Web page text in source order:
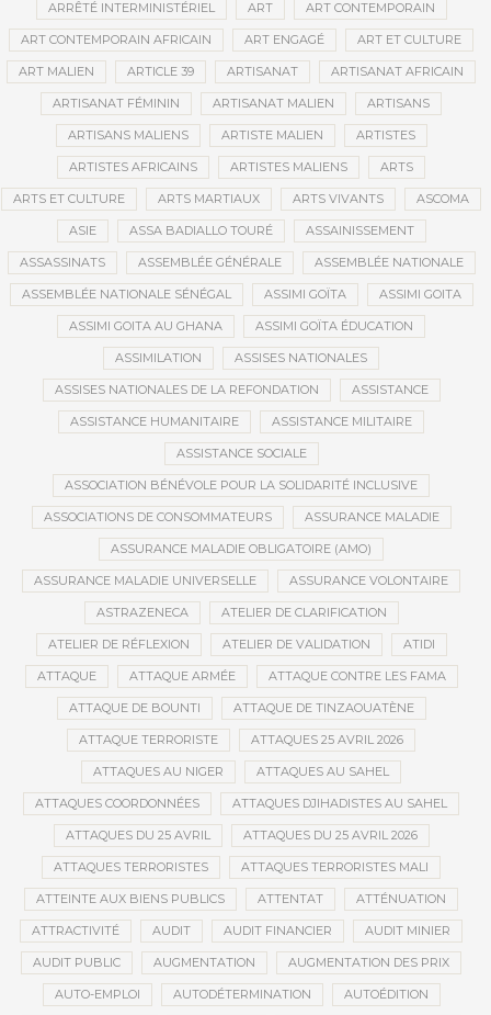
ARRÊTÉ INTERMINISTÉRIEL ART ART CONTEMPORAIN
ART CONTEMPORAIN AFRICAIN ART ENGAGÉ ART ET CULTURE
ART MALIEN ARTICLE 39 ARTISANAT ARTISANAT AFRICAIN
ARTISANAT FÉMININ ARTISANAT MALIEN ARTISANS
ARTISANS MALIENS ARTISTE MALIEN ARTISTES
ARTISTES AFRICAINS ARTISTES MALIENS ARTS
ARTS ET CULTURE ARTS MARTIAUX ARTS VIVANTS ASCOMA
ASIE ASSA BADIALLO TOURÉ ASSAINISSEMENT
ASSASSINATS ASSEMBLÉE GÉNÉRALE ASSEMBLÉE NATIONALE
ASSEMBLÉE NATIONALE SÉNÉGAL ASSIMI GOÏTA ASSIMI GOITA
ASSIMI GOITA AU GHANA ASSIMI GOÏTA ÉDUCATION
ASSIMILATION ASSISES NATIONALES
ASSISES NATIONALES DE LA REFONDATION ASSISTANCE
ASSISTANCE HUMANITAIRE ASSISTANCE MILITAIRE
ASSISTANCE SOCIALE
ASSOCIATION BÉNÉVOLE POUR LA SOLIDARITÉ INCLUSIVE
ASSOCIATIONS DE CONSOMMATEURS ASSURANCE MALADIE
ASSURANCE MALADIE OBLIGATOIRE (AMO)
ASSURANCE MALADIE UNIVERSELLE ASSURANCE VOLONTAIRE
ASTRAZENECA ATELIER DE CLARIFICATION
ATELIER DE RÉFLEXION ATELIER DE VALIDATION ATIDI
ATTAQUE ATTAQUE ARMÉE ATTAQUE CONTRE LES FAMA
ATTAQUE DE BOUNTI ATTAQUE DE TINZAOUATÈNE
ATTAQUE TERRORISTE ATTAQUES 25 AVRIL 2026
ATTAQUES AU NIGER ATTAQUES AU SAHEL
ATTAQUES COORDONNÉES ATTAQUES DJIHADISTES AU SAHEL
ATTAQUES DU 25 AVRIL ATTAQUES DU 25 AVRIL 2026
ATTAQUES TERRORISTES ATTAQUES TERRORISTES MALI
ATTEINTE AUX BIENS PUBLICS ATTENTAT ATTÉNUATION
ATTRACTIVITÉ AUDIT AUDIT FINANCIER AUDIT MINIER
AUDIT PUBLIC AUGMENTATION AUGMENTATION DES PRIX
AUTO-EMPLOI AUTODÉTERMINATION AUTOÉDITION